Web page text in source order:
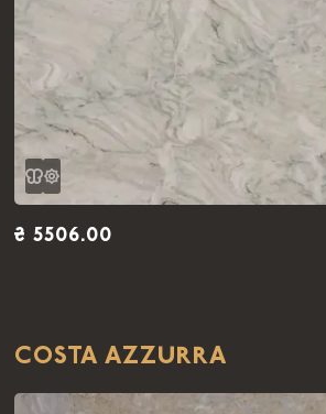
₴ 5506.00
COSTA AZZURRA